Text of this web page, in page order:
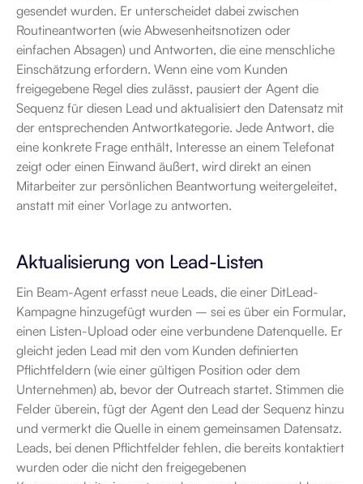
gesendet wurden. Er unterscheidet dabei zwischen
Routineantworten (wie Abwesenheitsnotizen oder
einfachen Absagen) und Antworten, die eine menschliche
Einschätzung erfordern. Wenn eine vom Kunden
freigegebene Regel dies zulässt, pausiert der Agent die
Sequenz für diesen Lead und aktualisiert den Datensatz mit
der entsprechenden Antwortkategorie. Jede Antwort, die
eine konkrete Frage enthält, Interesse an einem Telefonat
zeigt oder einen Einwand äußert, wird direkt an einen
Mitarbeiter zur persönlichen Beantwortung weitergeleitet,
anstatt mit einer Vorlage zu antworten.
Aktualisierung von Lead-Listen
Ein Beam-Agent erfasst neue Leads, die einer DitLead-
Kampagne hinzugefügt wurden – sei es über ein Formular,
einen Listen-Upload oder eine verbundene Datenquelle. Er
gleicht jeden Lead mit den vom Kunden definierten
Pflichtfeldern (wie einer gültigen Position oder dem
Unternehmen) ab, bevor der Outreach startet. Stimmen die
Felder überein, fügt der Agent den Lead der Sequenz hinzu
und vermerkt die Quelle in einem gemeinsamen Datensatz.
Leads, bei denen Pflichtfelder fehlen, die bereits kontaktiert
wurden oder die nicht den freigegebenen